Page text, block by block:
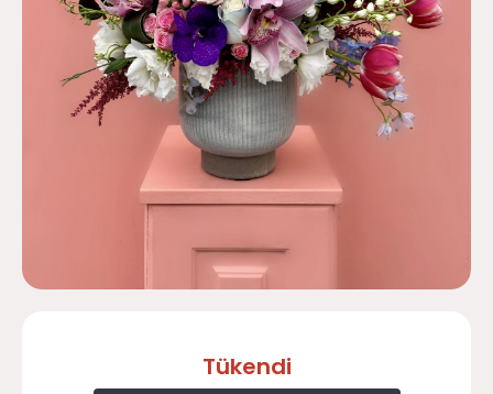
Tükendi